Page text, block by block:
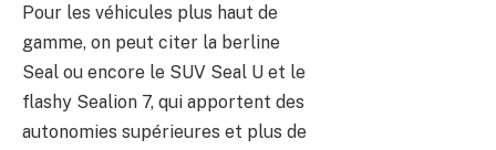
Pour les véhicules plus haut de
gamme, on peut citer la berline
Seal ou encore le SUV Seal U et le
flashy Sealion 7, qui apportent des
autonomies supérieures et plus de